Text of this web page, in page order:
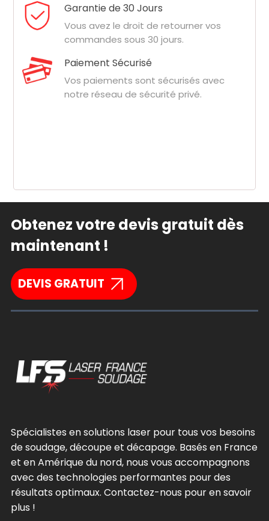
Garantie de 30 Jours
Vous avez le droit de retourner vos
commandes sous 30 jours.
Paiement Sécurisé
Vos paiements sont sécurisés avec
notre réseau de sécurité privé.
Obtenez votre devis gratuit dès
maintenant !
DEVIS GRATUIT
Spécialistes en solutions laser pour tous vos besoins
de soudage, découpe et décapage. Basés en France
et en Amérique du nord, nous vous accompagnons
avec des technologies performantes pour des
résultats optimaux. Contactez-nous pour en savoir
plus !